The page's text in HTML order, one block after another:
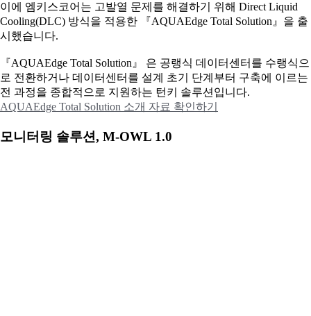
이에 엠키스코어는 고발열 문제를 해결하기 위해 Direct Liquid
Cooling(DLC) 방식을 적용한 『AQUAEdge Total Solution』을 출
시했습니다.
『AQUAEdge Total Solution』 은 공랭식 데이터센터를 수랭식으
로 전환하거나 데이터센터를 설계 초기 단계부터 구축에 이르는
전 과정을 종합적으로 지원하는 턴키 솔루션입니다.
AQUAEdge Total Solution 소개 자료 확인하기
모니터링 솔루션, M-OWL 1.0